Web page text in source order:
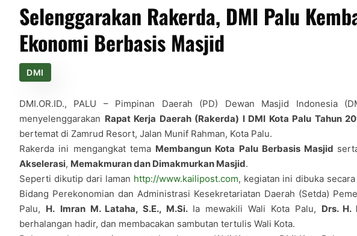
Selenggarakan Rakerda, DMI Palu
Ekonomi Berbasis Masjid
DMI
DMI.OR.ID., PALU – Pimpinan Daerah (PD) Dewan Masjid Indonesia
menyelenggarakan Rapat Kerja Daerah (Rakerda) I DMI Kota Palu Tahun
bertemat di Zamrud Resort, Jalan Munif Rahman, Kota Palu.
Rakerda ini mengangkat tema Membangun Kota Palu Berbasis Masjid
Akselerasi, Memakmuran dan Dimakmurkan Masjid.
Seperti dikutip dari laman http://www.kailipost.com, kegiatan ini dibuka
Bidang Perekonomian dan Administrasi Kesekretariatan Daerah (Setda)
Palu, H. Imran M. Lataha, S.E., M.Si. Ia mewakili Wali Kota Palu, Drs. H.
berhalangan hadir, dan membacakan sambutan tertulis Wali Kota.